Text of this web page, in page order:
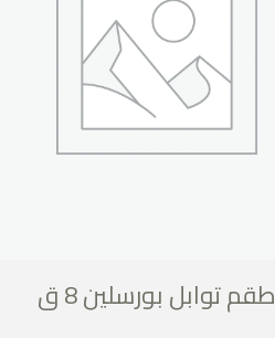
طقم توابل بورسلين 8 ق